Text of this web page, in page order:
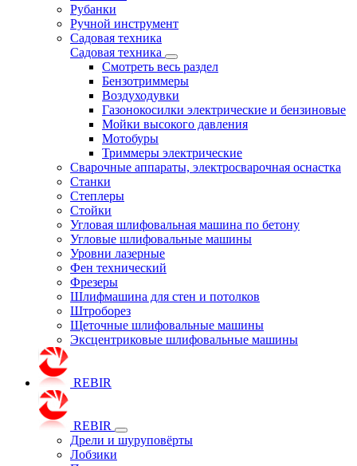
Рубанки
Ручной инструмент
Садовая техника
Садовая техника
Смотреть весь раздел
Бензотриммеры
Воздуходувки
Газонокосилки электрические и бензиновые
Мойки высокого давления
Мотобуры
Триммеры электрические
Сварочные аппараты, электросварочная оснастка
Станки
Степлеры
Стойки
Угловая шлифовальная машина по бетону
Угловые шлифовальные машины
Уровни лазерные
Фен технический
Фрезеры
Шлифмашина для стен и потолков
Штроборез
Щеточные шлифовальные машины
Эксцентриковые шлифовальные машины
REBIR
REBIR
Дрели и шуруповёрты
Лобзики